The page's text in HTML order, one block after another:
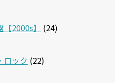
2000s】
(24)
ロック (22)